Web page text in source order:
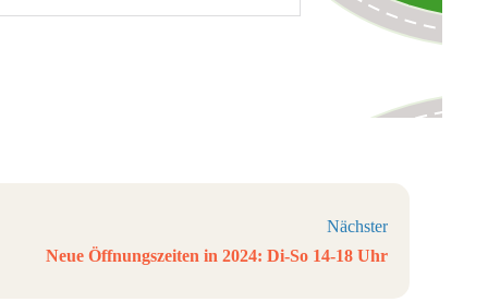
Nächster
Neue Öffnungszeiten in 2024: Di-So 14-18 Uhr